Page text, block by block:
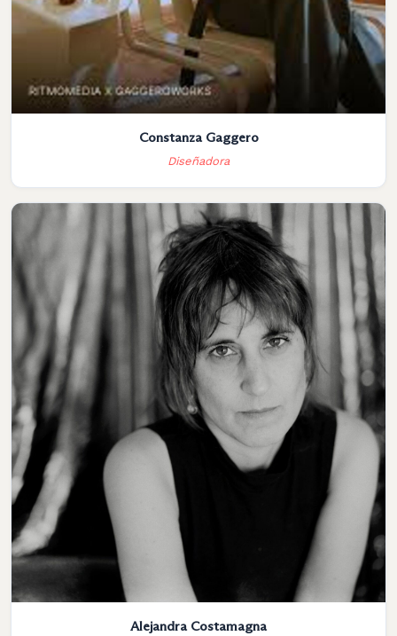
Constanza Gaggero
Diseñadora
Alejandra Costamagna